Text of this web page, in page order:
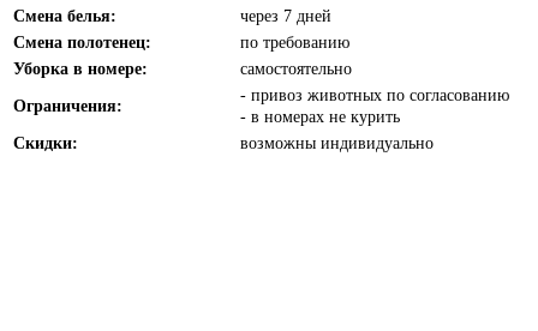
Смена белья:
через 7 дней
Смена полотенец:
по требованию
Уборка в номере:
самостоятельно
Ограничения:
- привоз животных по согласованию
- в номерах не курить
Скидки:
возможны индивидуально